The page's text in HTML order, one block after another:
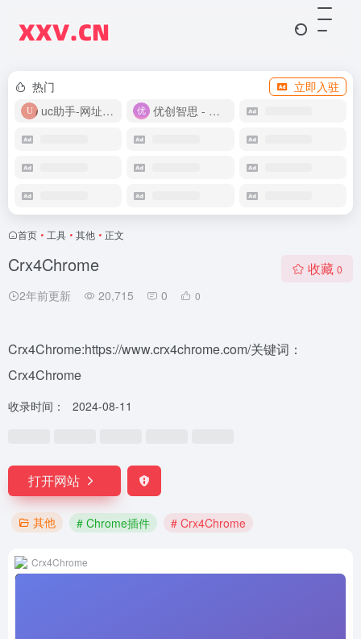
热门
立即入驻
uc助手-网址导航
优创智思 - 一站式 AI 智能创作平台
首页 • 工具 • 其他 • 正文
Crx4Chrome
2年前更新 20,715 0 0
收藏 0
Crx4Chrome:https://www.crx4chrome.com/关键词：
Crx4Chrome
收录时间： 2024-08-11
打开网站
其他 # Chrome插件 # Crx4Chrome
Crx4Chrome